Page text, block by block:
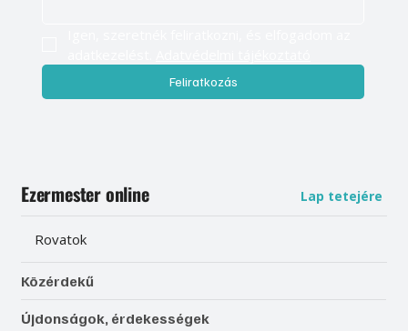
Feliratkozás
Ezermester online Lap tetejére
Rovatok
Közérdekű
Újdonságok, érdekességek